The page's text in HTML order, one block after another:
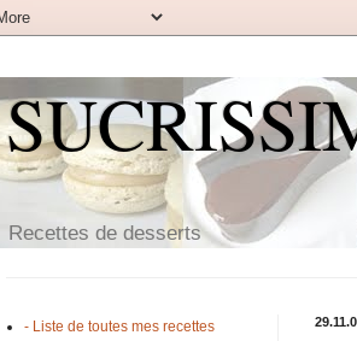
Recettes de desserts
- Liste de toutes mes recettes